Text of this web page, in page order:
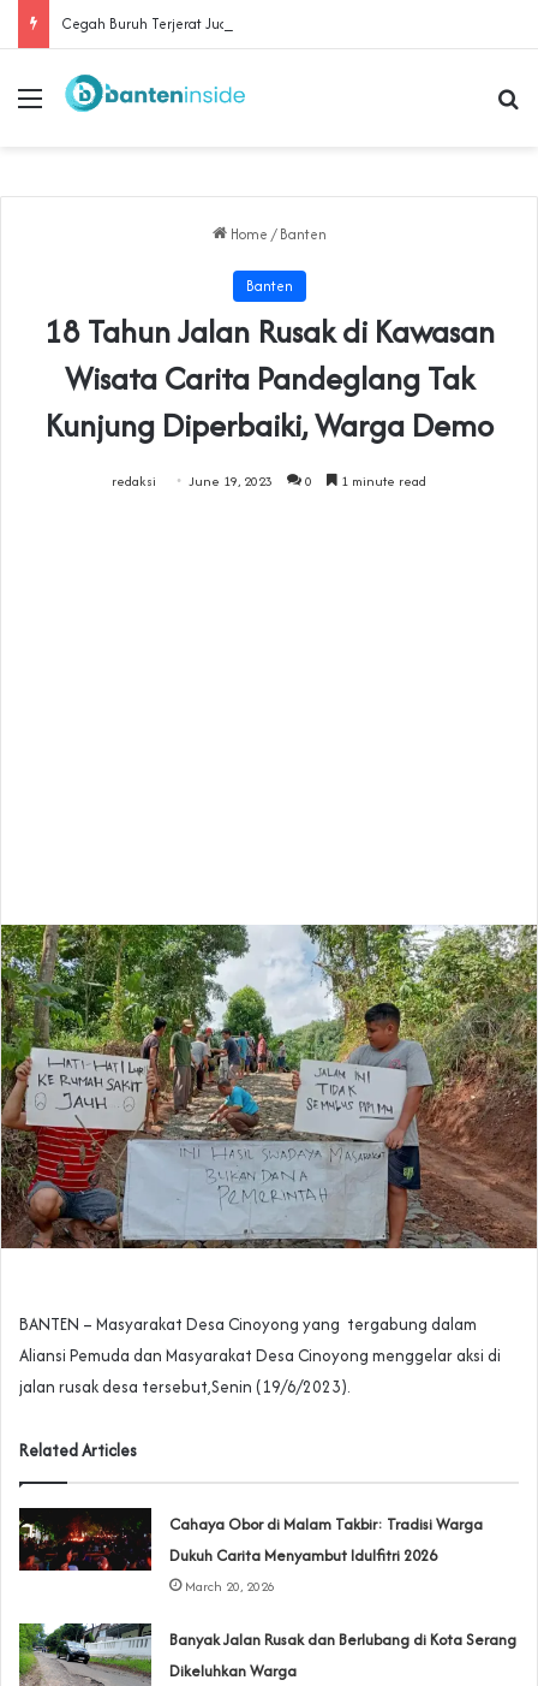
Menu
Home / Banten
Banten
18 Tahun Jalan Rusak di Kawasan
Wisata Carita Pandeglang Tak
Kunjung Diperbaiki, Warga Demo
redaksi June 19, 2023 0 1 minute read
BANTEN – Masyarakat Desa Cinoyong yang tergabung dalam
Aliansi Pemuda dan Masyarakat Desa Cinoyong menggelar aksi di
jalan rusak desa tersebut,Senin (19/6/2023).
Related Articles
Cahaya Obor di Malam Takbir: Tradisi Warga
Dukuh Carita Menyambut Idulfitri 2026
March 20, 2026
Banyak Jalan Rusak dan Berlubang di Kota Serang
Dikeluhkan Warga